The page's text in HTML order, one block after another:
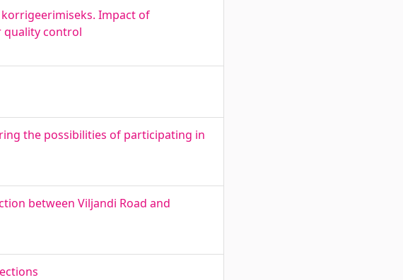
Impact of
quality control
the possibilities of participating in
between Viljandi Road and